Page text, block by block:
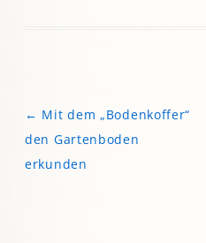
Beitragsnavigation
← Mit dem „Bodenkoffer“
den Gartenboden
erkunden